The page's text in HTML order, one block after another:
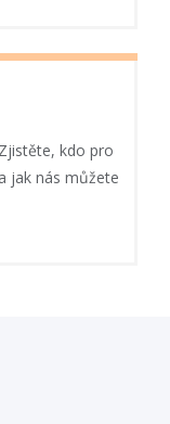
kdo pro
jak nás můžete